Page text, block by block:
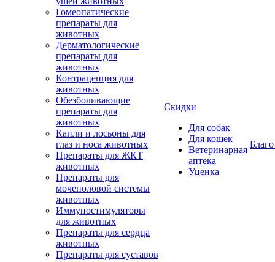
Гомеопатические
препараты для
животных
Дерматологические
препараты для
животных
Контрацепция для
животных
Обезболивающие
препараты для
животных
Капли и лосьоны для
глаз и носа животных
Препараты для ЖКТ
животных
Препараты для
мочеполовой системы
животных
Иммуностимуляторы
для животных
Препараты для сердца
животных
Препараты для суставов
Скидки
Для собак
Для кошек
Ветеринарная
аптека
Уценка